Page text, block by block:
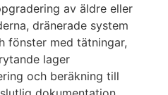
av äldre eller
dränerade system
fönster med tätningar,
lager
och beräkning till